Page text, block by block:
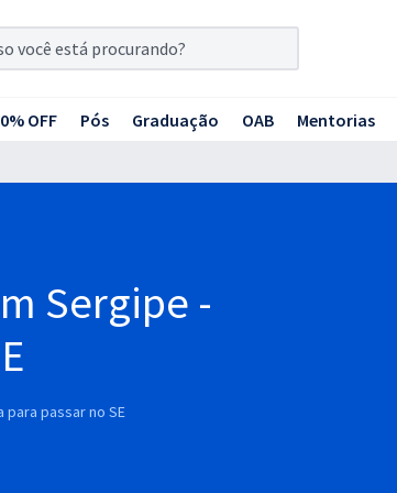
OFF Pós Graduação OAB Mentorias
Sergipe -
passar no SE